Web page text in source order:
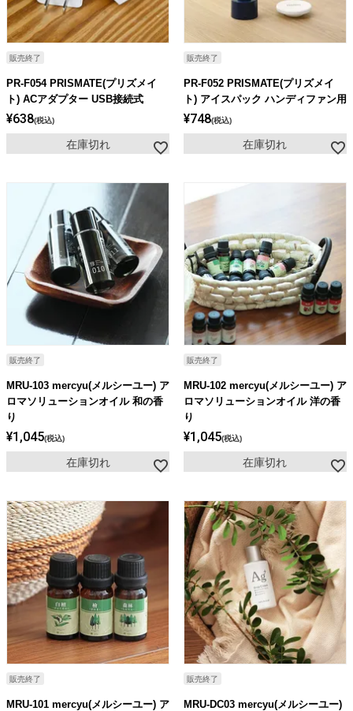
販売終了
PR-F054 PRISMATE(プリズメイ
ト) ACアダプター USB接続式
¥638 税込
在庫切れ
販売終了
PR-F052 PRISMATE(プリズメイ
ト) アイスパック ハンディファン用
¥748 税込
在庫切れ
販売終了
MRU-103 mercyu(メルシーユー) ア
ロマソリューションオイル 和の香
り
¥1,045 税込
在庫切れ
販売終了
MRU-102 mercyu(メルシーユー) ア
ロマソリューションオイル 洋の香
り
¥1,045 税込
在庫切れ
販売終了
MRU-101 mercyu(メルシーユー) ア
販売終了
MRU-DC03 mercyu(メルシーユー)